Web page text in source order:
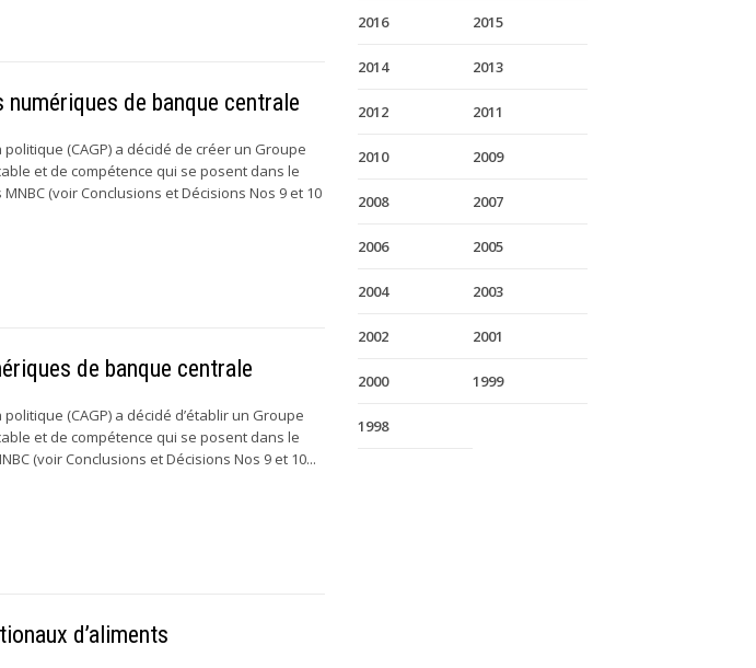
de banque centrale
(CAGP) a décidé de créer un Groupe
et de compétence qui se posent dans le
(voir Conclusions et Décisions Nos 9 et 10
de banque centrale
(CAGP) a décidé d’établir un Groupe
et de compétence qui se posent dans le
(voir Conclusions et Décisions Nos 9 et 10...
d’aliments
2016 2015
2014 2013
2012 2011
2010 2009
2008 2007
2006 2005
2004 2003
2002 2001
2000 1999
1998